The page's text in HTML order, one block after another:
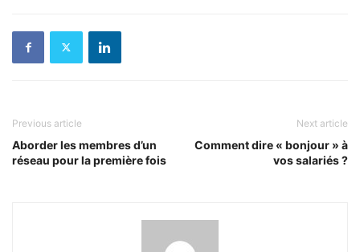
Previous article
Aborder les membres d’un
réseau pour la première fois
Next article
Comment dire « bonjour » à
vos salariés ?